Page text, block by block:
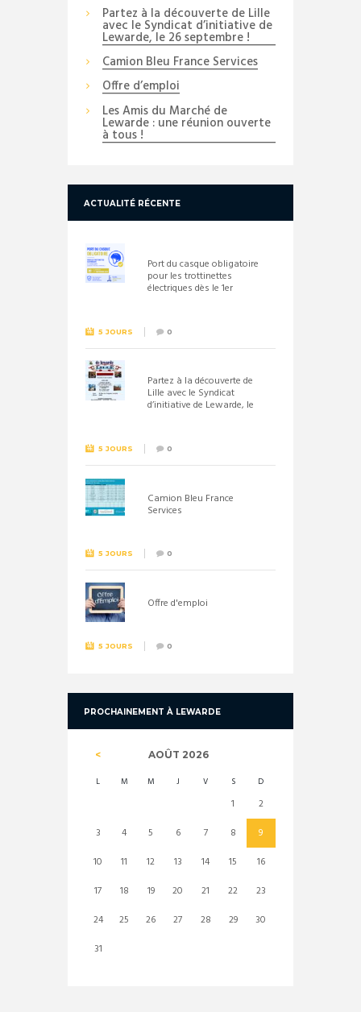
Partez à la découverte de Lille
avec le Syndicat d’initiative de
Lewarde, le 26 septembre !
Camion Bleu France Services
Offre d’emploi
Les Amis du Marché de
Lewarde : une réunion ouverte
à tous !
ACTUALITÉ RÉCENTE
Port du casque obligatoire
pour les trottinettes
électriques dès le 1er
5 JOURS 0
Partez à la découverte de
Lille avec le Syndicat
d’initiative de Lewarde, le
5 JOURS 0
Camion Bleu France
Services
5 JOURS 0
Offre d'emploi
5 JOURS 0
PROCHAINEMENT À LEWARDE
AOÛT 2026
L M M J V S D
1
2
3
4 5 6 7 8
9
10
11 12 13 14 15
16
17
18 19 20 21 22
23
24
25 26 27 28 29
30
31